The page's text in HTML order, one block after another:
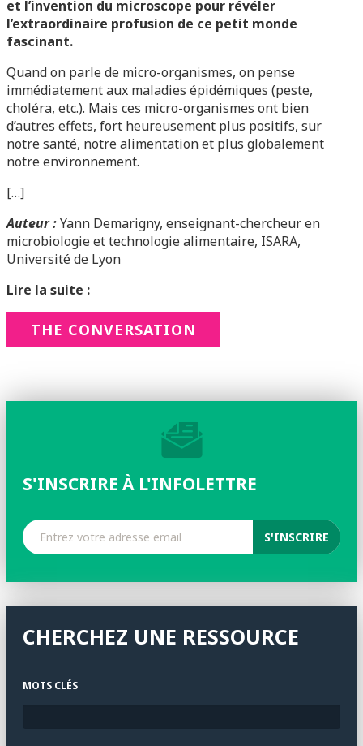
et l’invention du microscope pour révéler
l’extraordinaire profusion de ce petit monde
fascinant.
Quand on parle de micro-organismes, on pense
immédiatement aux maladies épidémiques (peste,
choléra, etc.). Mais ces micro-organismes ont bien
d’autres effets, fort heureusement plus positifs, sur
notre santé, notre alimentation et plus globalement
notre environnement.
[…]
Auteur :Yann Demarigny, enseignant-chercheur en
microbiologie et technologie alimentaire, ISARA,
Université de Lyon
Lire la suite :
THE CONVERSATION
S'INSCRIRE À L'INFOLETTRE
CHERCHEZ UNE RESSOURCE
MOTS CLÉS